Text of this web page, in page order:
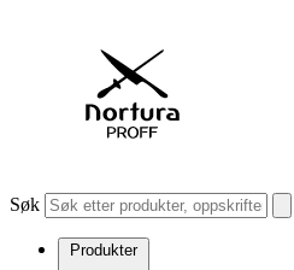
Søk
Produkter